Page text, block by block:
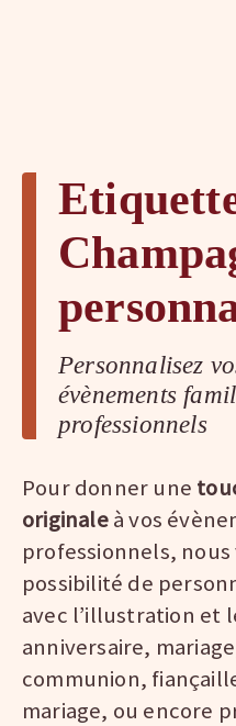
Personnalisez
évènements
professionnels
Pour donner une
originaleà vos
professionnels,
possibilité de
avec l’illustration et
anniversaire,
communion,
mariage, ou encore